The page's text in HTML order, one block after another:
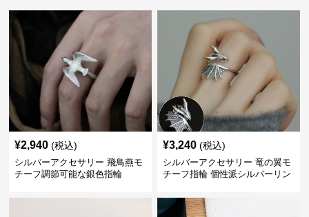
¥2,940 (税込)
シルバーアクセサリー 飛鳥燕モ
チーフ調節可能な銀色指輪
¥3,240 (税込)
シルバーアクセサリー 竜の翼モ
チーフ指輪 個性派シルバーリン